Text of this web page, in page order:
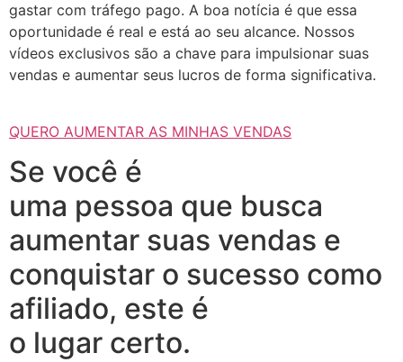
gastar com tráfego pago. A boa notícia é que essa
oportunidade é real e está ao seu alcance. Nossos
vídeos exclusivos são a chave para impulsionar suas
vendas e aumentar seus lucros de forma significativa.
QUERO AUMENTAR AS MINHAS VENDAS
Se você é
uma pessoa que busca
aumentar suas vendas e
conquistar o sucesso como
afiliado, este é
o lugar certo.